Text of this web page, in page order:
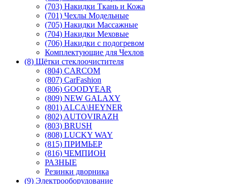
(703) Накидки Ткань и Кожа
(701) Чехлы Модельные
(705) Накидки Массажные
(704) Накидки Меховые
(706) Накидки с подогревом
Комплектующие для Чехлов
(8) Щётки стеклоочистителя
(804) CARCOM
(807) CarFashion
(806) GOODYEAR
(809) NEW GALAXY
(801) ALCA\HEYNER
(802) AUTOVIRAZH
(803) BRUSH
(808) LUCKY WAY
(815) ПРИМЬЕР
(816) ЧЕМПИОН
РАЗНЫЕ
Резинки дворника
(9) Электрооборудование